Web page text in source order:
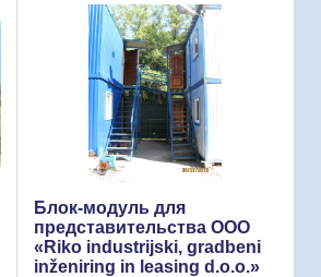
Блок-модуль для
представительства ООО
«Riko industrijski, gradbeni
inženiring in leasing d.o.o.»